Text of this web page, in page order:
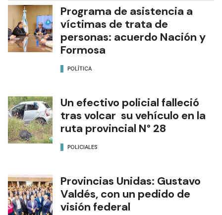
Programa de asistencia a
víctimas de trata de
personas: acuerdo Nación y
Formosa
POLÍTICA
Un efectivo policial falleció
tras volcar su vehículo en la
ruta provincial N° 28
POLICIALES
Provincias Unidas: Gustavo
Valdés, con un pedido de
visión federal